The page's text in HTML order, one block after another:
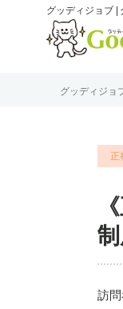
グッディジョブ |
グッディジョ
正
訪